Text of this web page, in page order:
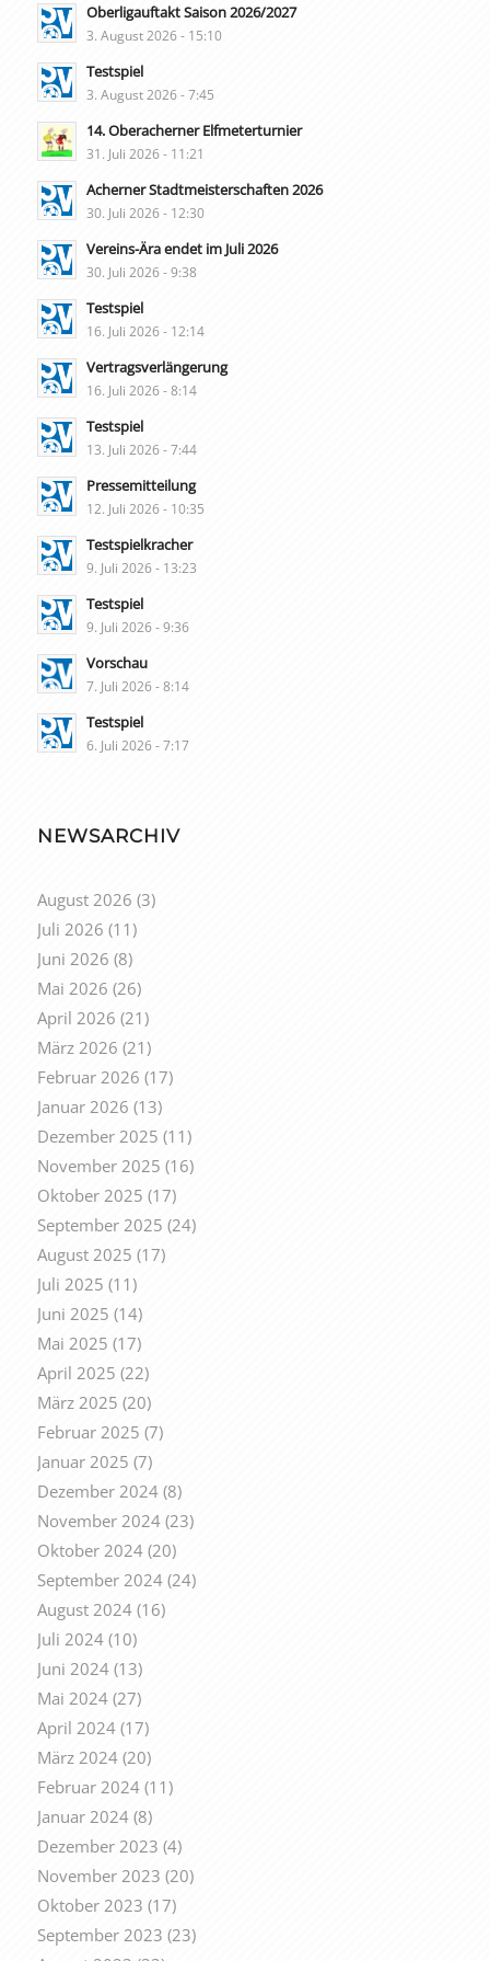
Oberligauftakt Saison 2026/2027
3. August 2026 - 15:10
Testspiel
3. August 2026 - 7:45
14. Oberacherner Elfmeterturnier
31. Juli 2026 - 11:21
Acherner Stadtmeisterschaften 2026
30. Juli 2026 - 12:30
Vereins-Ära endet im Juli 2026
30. Juli 2026 - 9:38
Testspiel
16. Juli 2026 - 12:14
Vertragsverlängerung
16. Juli 2026 - 8:14
Testspiel
13. Juli 2026 - 7:44
Pressemitteilung
12. Juli 2026 - 10:35
Testspielkracher
9. Juli 2026 - 13:23
Testspiel
9. Juli 2026 - 9:36
Vorschau
7. Juli 2026 - 8:14
Testspiel
6. Juli 2026 - 7:17
NEWSARCHIV
August 2026 (3)
Juli 2026 (11)
Juni 2026 (8)
Mai 2026 (26)
April 2026 (21)
März 2026 (21)
Februar 2026 (17)
Januar 2026 (13)
Dezember 2025 (11)
November 2025 (16)
Oktober 2025 (17)
September 2025 (24)
August 2025 (17)
Juli 2025 (11)
Juni 2025 (14)
Mai 2025 (17)
April 2025 (22)
März 2025 (20)
Februar 2025 (7)
Januar 2025 (7)
Dezember 2024(8)
November 2024(23)
Oktober 2024(20)
September 2024(24)
August 2024(16)
Juli 2024(10)
Juni 2024(13)
Mai 2024(27)
April 2024(17)
März 2024(20)
Februar 2024(11)
Januar 2024(8)
Dezember 2023 (4)
November 2023 (20)
Oktober 2023 (17)
September 2023 (23)